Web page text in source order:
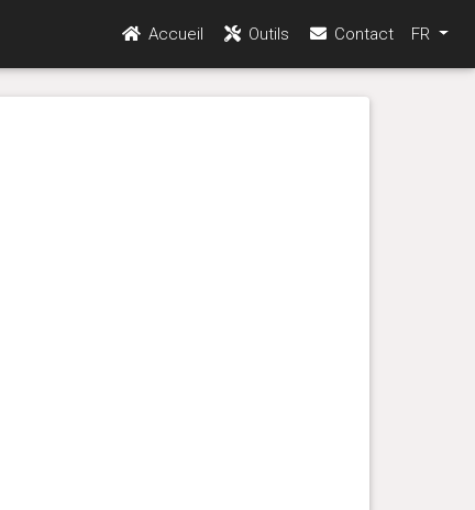
Accueil Outils Contact FR